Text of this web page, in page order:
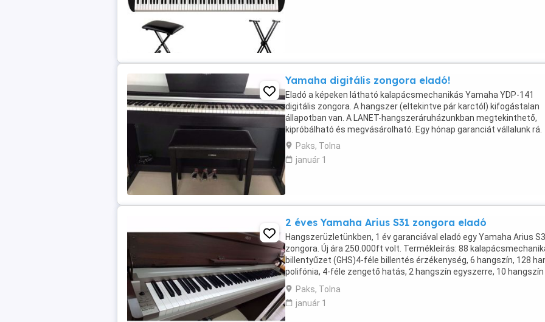
Yamaha digitális zongora eladó!
Eladó a képeken látható kalapácsmechanikás Yamaha YDP-141
digitális zongora. A hangszer (eltekintve pár karctól) kifogástalan
állapotban van. A LANET-hangszeráruházunkban megtekinthető,
kipróbálható és megvásárolható. Egy hónap garanciát vállalunk rá.
Paks, Tolna
január 1
2 éves Yamaha Arius S31 zongora eladó
Hangszerüzletünkben, 1 év garanciával eladó egy Yamaha Arius
zongora. Új ára 250.000ft volt. Termékleírás: 88
billentyűzet (GHS)4-féle billentés érzékenység, 6 hangszín, 128
polifónia, 4-féle zengető hatás, 2 hangszín egyszerre, 10 hangszín
demo, 50 zongoradarabPC-ről dalok ...
Paks, Tolna
január 1